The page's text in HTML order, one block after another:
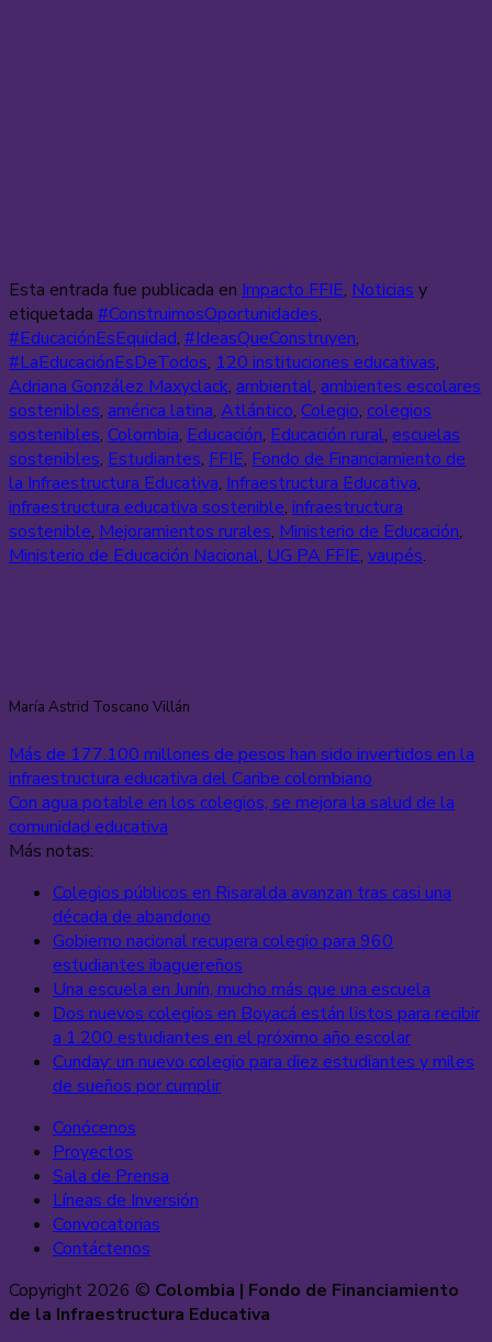
Esta entrada fue publicada en Impacto FFIE, Noticias y
etiquetada #ConstruimosOportunidades,
#EducaciónEsEquidad, #IdeasQueConstruyen,
#LaEducaciónEsDeTodos, 120 instituciones educativas,
Adriana González Maxyclack, ambiental, ambientes escolares
sostenibles, américa latina, Atlántico, Colegio, colegios
sostenibles, Colombia, Educación, Educación rural, escuelas
sostenibles, Estudiantes, FFIE, Fondo de Financiamiento de
la Infraestructura Educativa, Infraestructura Educativa,
infraestructura educativa sostenible, infraestructura
sostenible, Mejoramientos rurales, Ministerio de Educación,
Ministerio de Educación Nacional, UG PA FFIE, vaupés.
María Astrid Toscano Villán
Más de 177.100 millones de pesos han sido invertidos en la
infraestructura educativa del Caribe colombiano
Con agua potable en los colegios, se mejora la salud de la
comunidad educativa
Más notas:
Colegios públicos en Risaralda avanzan tras casi una
década de abandono
Gobierno nacional recupera colegio para 960
estudiantes ibaguereños
Una escuela en Junín, mucho más que una escuela
Dos nuevos colegios en Boyacá están listos para recibir
a 1.200 estudiantes en el próximo año escolar
Cunday: un nuevo colegio para diez estudiantes y miles
de sueños por cumplir
Conócenos
Proyectos
Sala de Prensa
Líneas de Inversión
Convocatorias
Contáctenos
Copyright 2026 © Colombia | Fondo de Financiamiento
de la Infraestructura Educativa